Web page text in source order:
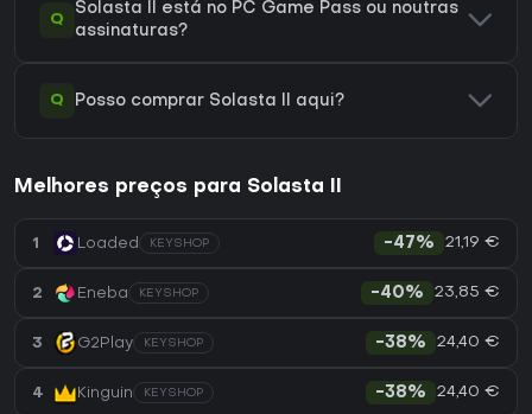
Q
Solasta II está no PC Game Pass ou noutras
assinaturas?
Q Posso comprar Solasta II aqui?
Melhores preços para Solasta II
1 Loaded KEYSHOP -47% 21,19 €
2 Eneba KEYSHOP -40% 23,85 €
3 G2Play KEYSHOP -38% 24,40 €
4 Kinguin KEYSHOP -38% 24,40 €